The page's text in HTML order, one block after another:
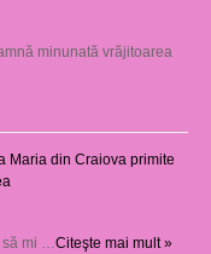
minunată vrăjitoarea
Maria din Craiova primite
mi … Citeşte mai mult »